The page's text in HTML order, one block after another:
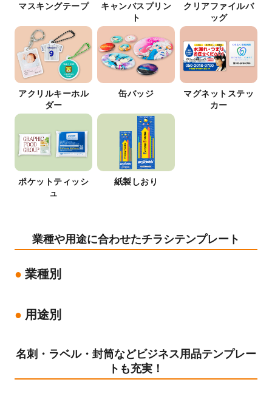
マスキングテープ
キャンバスプリン
ト
クリアファイルバ
ッグ
アクリルキーホル
ダー
缶バッジ
マグネットステッ
カー
ポケットティッシ
ュ
紙製しおり
業種や用途に合わせたチラシテンプレート
業種別
用途別
名刺・ラベル・封筒などビジネス用品テンプレー
トも充実！